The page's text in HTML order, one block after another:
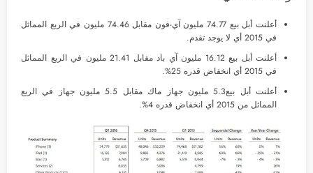
أعلنت أبل بيع 74.77 مليون آي-فون مقابل 74.46 مليون في الربع المماثل
في 2015 أي لا يوجد تقدم.
أعلنت أبل بيع 16.12 مليون آي باد مقابل 21.41 مليون في الربع المماثل
في 2015 أي انخفاض قدره 25%.
أعلنت أبل بيع5.3 مليون جهاز ماك مقابل 5.5 مليون جهاز في الربع
المماثل من 2015 أي انخفاض قدره 4%.